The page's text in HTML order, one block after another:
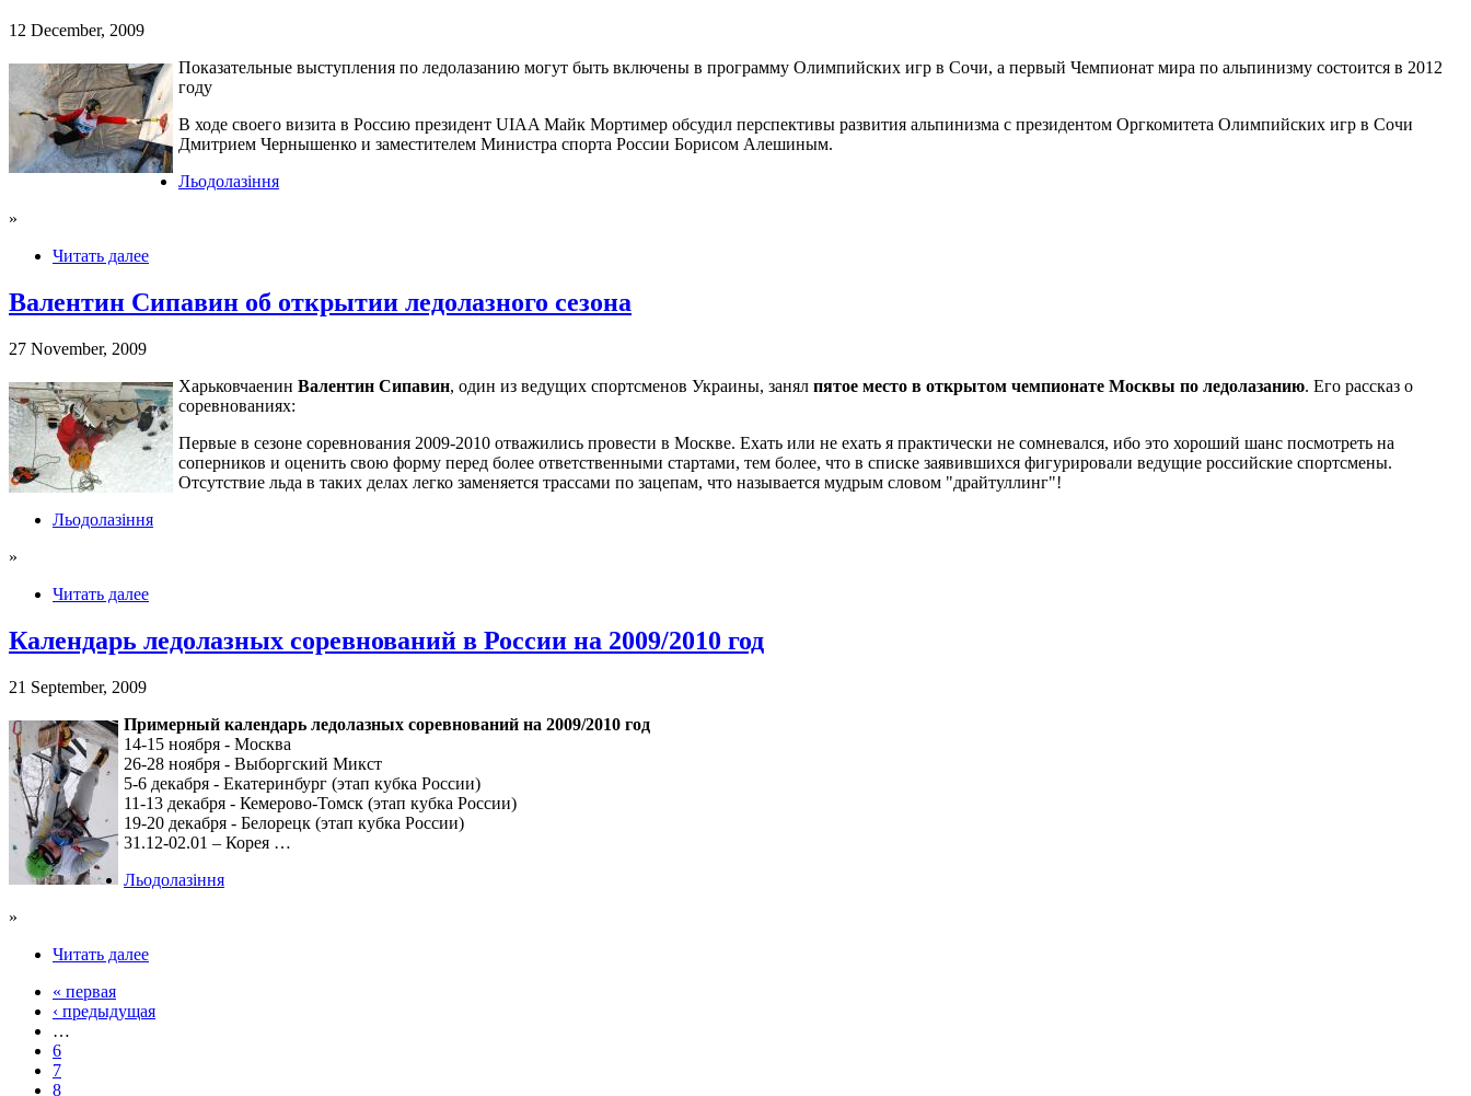
12 December, 2009
Показательные выступления по ледолазанию могут быть включены в программу Олимпийских игр в Сочи, а первый Чемпионат мира по альпинизму состоится в 2012
году
В ходе своего визита в Россию президент UIAA Майк Мортимер обсудил перспективы развития альпинизма с президентом Оргкомитета Олимпийских игр в Сочи
Дмитрием Чернышенко и заместителем Министра спорта России Борисом Алешиным.
Льодолазіння
»
Читать далее
Валентин Сипавин об открытии ледолазного сезона
27 November, 2009
Харьковчаенин Валентин Сипавин, один из ведущих спортсменов Украины, занял пятое место в открытом чемпионате Москвы по ледолазанию. Его рассказ о
соревнованиях:
Первые в сезоне соревнования 2009-2010 отважились провести в Москве. Ехать или не ехать я практически не сомневался, ибо это хороший шанс посмотреть на
соперников и оценить свою форму перед более ответственными стартами, тем более, что в списке заявившихся фигурировали ведущие российские спортсмены.
Отсутствие льда в таких делах легко заменяется трассами по зацепам, что называется мудрым словом "драйтуллинг"!
Льодолазіння
»
Читать далее
Календарь ледолазных соревнований в России на 2009/2010 год
21 September, 2009
Примерный календарь ледолазных соревнований на 2009/2010 год
14-15 ноября - Москва
26-28 ноября - Выборгский Микст
5-6 декабря - Екатеринбург (этап кубка России)
11-13 декабря - Кемерово-Томск (этап кубка России)
19-20 декабря - Белорецк (этап кубка России)
31.12-02.01 – Корея …
Льодолазіння
»
Читать далее
« первая
‹ предыдущая
…
6
7
8